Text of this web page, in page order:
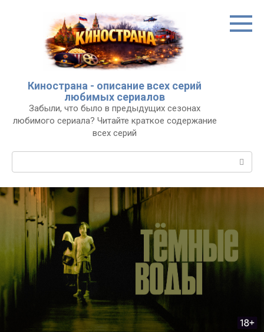
Кинострана - описание всех серий
любимых сериалов
Забыли, что было в предыдущих сезонах
любимого сериала? Читайте краткое содержание
всех серий